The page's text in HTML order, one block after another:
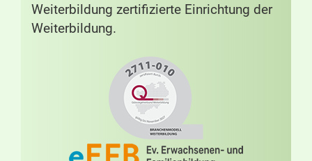
Weiterbildung zertifizierte Einrichtung der
Weiterbildung.